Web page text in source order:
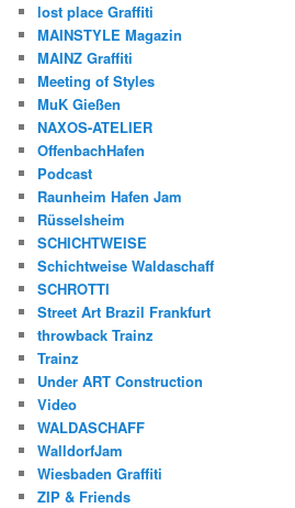
lost place Graffiti
MAINSTYLE Magazin
MAINZ Graffiti
Meeting of Styles
MuK Gießen
NAXOS-ATELIER
OffenbachHafen
Podcast
Raunheim Hafen Jam
Rüsselsheim
SCHICHTWEISE
Schichtweise Waldaschaff
SCHROTTI
Street Art Brazil Frankfurt
throwback Trainz
Trainz
Under ART Construction
Video
WALDASCHAFF
WalldorfJam
Wiesbaden Graffiti
ZIP & Friends